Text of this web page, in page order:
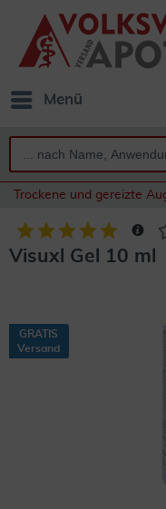
Menü
Trockene und gereizte
Visuxl Gel 10 ml
GRATIS
Versand